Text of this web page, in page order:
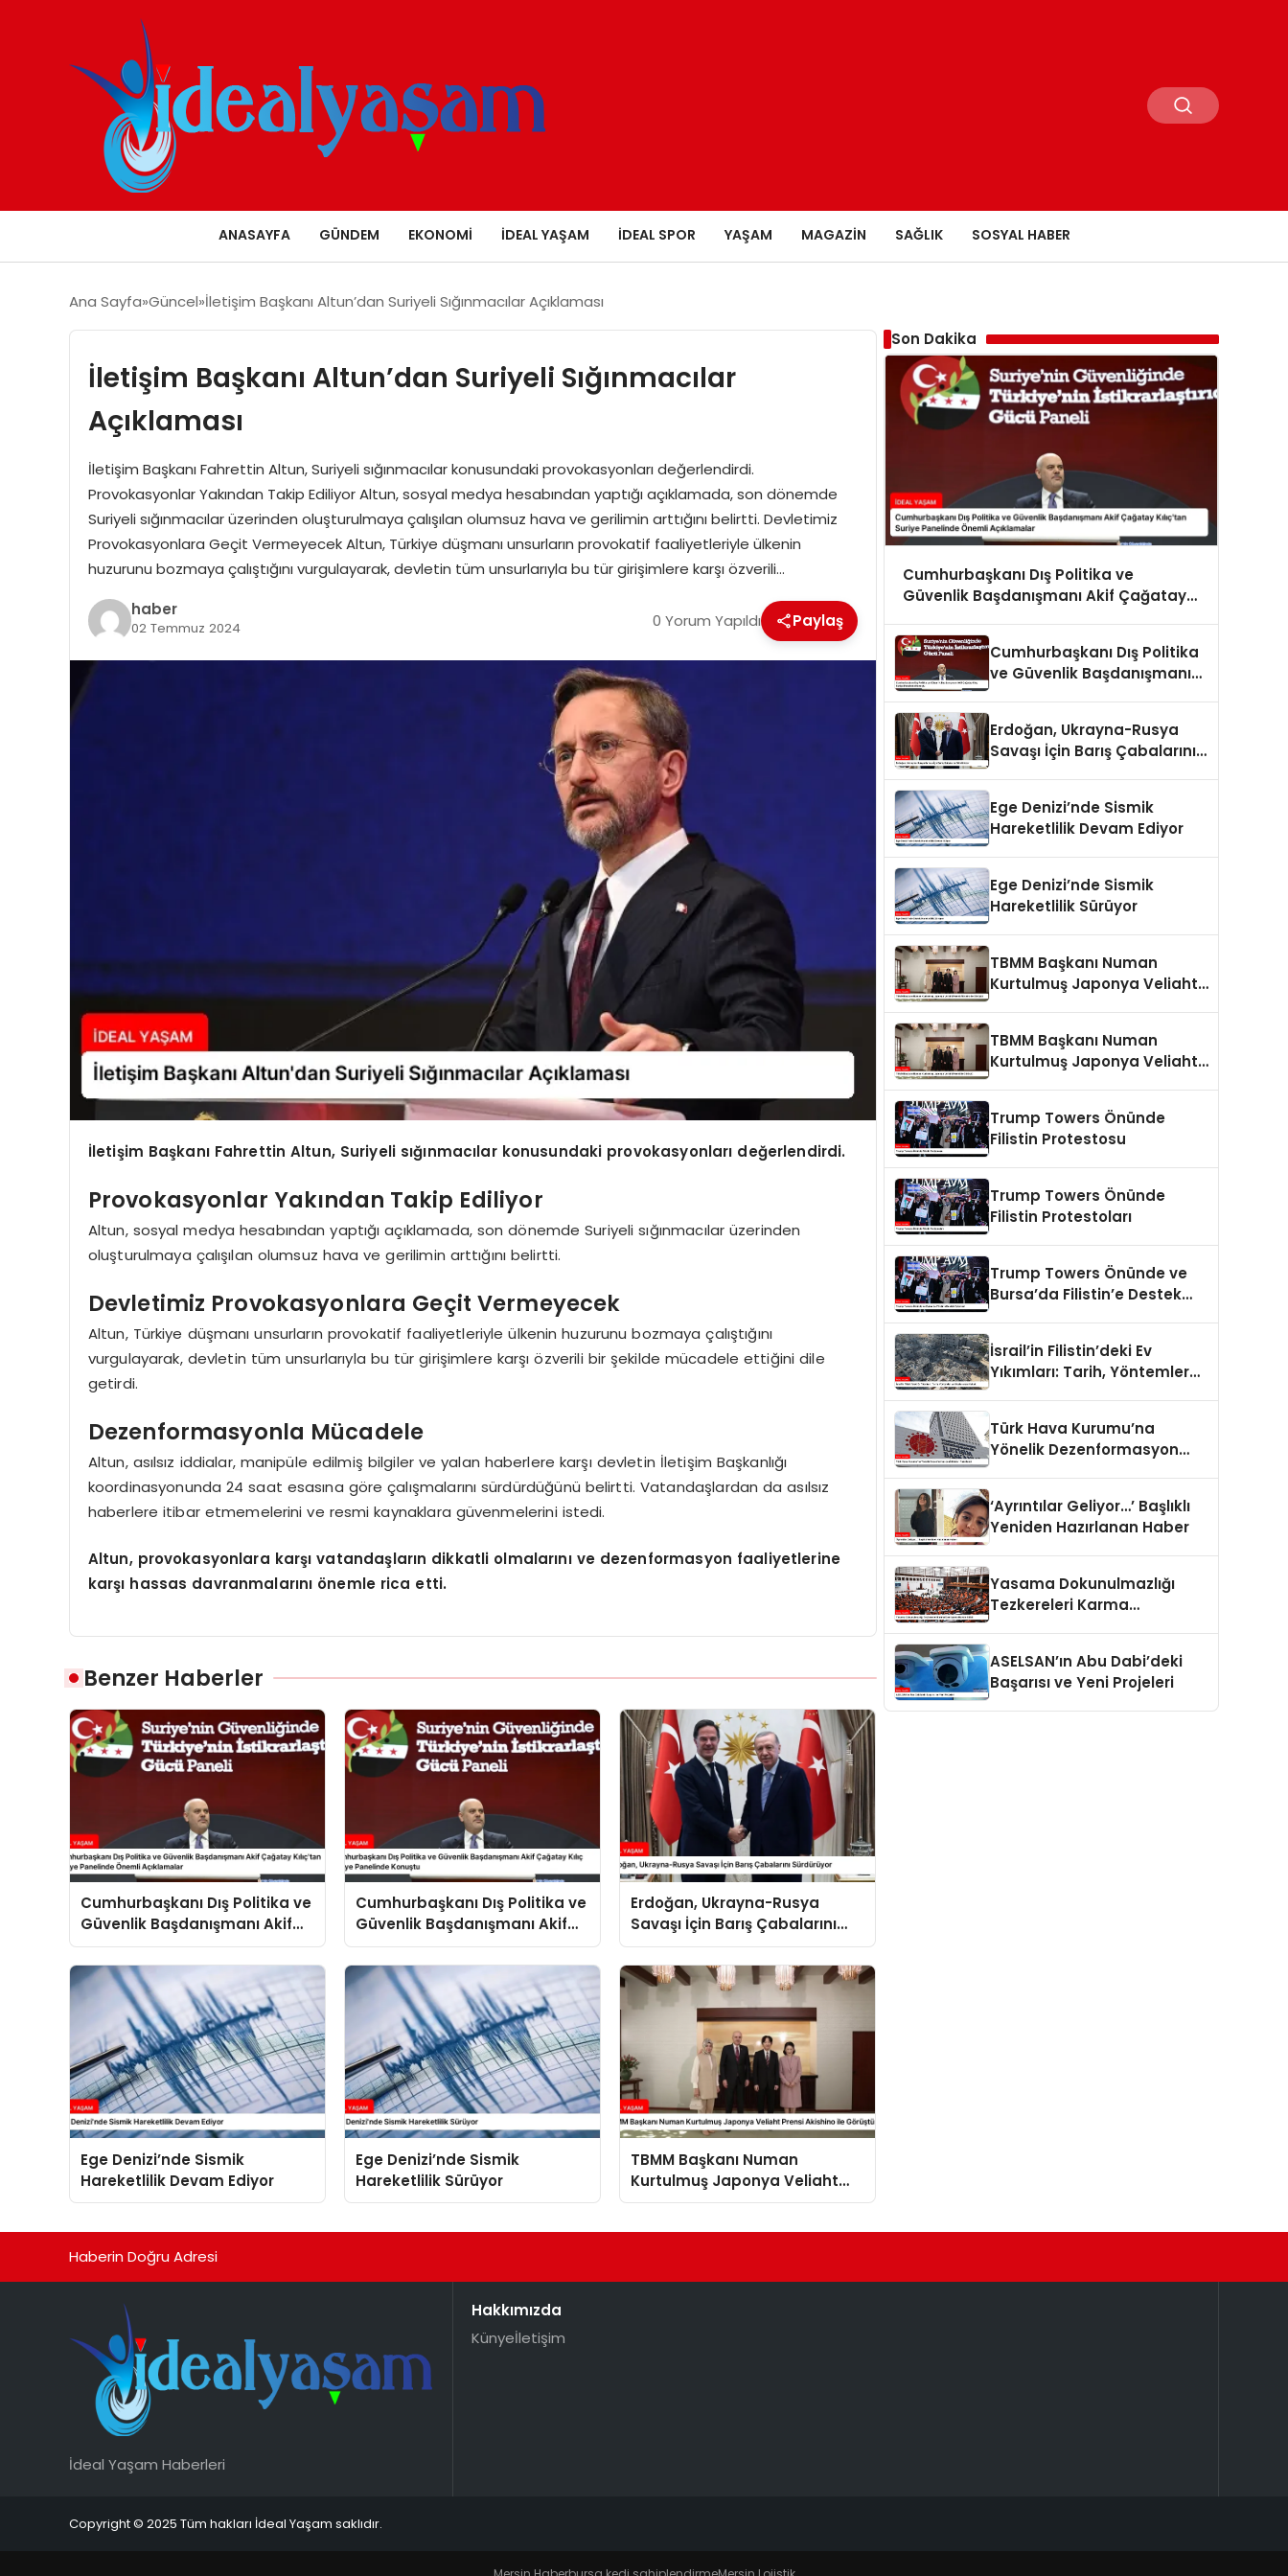
ANASAYFA GÜNDEM EKONOMI İDEAL YAŞAM İDEAL SPOR YAŞAM MAGAZIN SAĞLIK SOSYAL HABER
Ana Sayfa Güncel İletişim Başkanı Altun’dan Suriyeli Sığınmacılar Açıklaması
İletişim Başkanı Altun’dan Suriyeli Sığınmacılar
Açıklaması
İletişim Başkanı Fahrettin Altun, Suriyeli sığınmacılar konusundaki provokasyonları değerlendirdi.
Provokasyonlar Yakından Takip Ediliyor Altun, sosyal medya hesabından yaptığı açıklamada, son dönemde
Suriyeli sığınmacılar üzerinden oluşturulmaya çalışılan olumsuz hava ve gerilimin arttığını belirtti. Devletimiz
Provokasyonlara Geçit Vermeyecek Altun, Türkiye düşmanı unsurların provokatif faaliyetleriyle ülkenin
huzurunu bozmaya çalıştığını vurgulayarak, devletin tüm unsurlarıyla bu tür girişimlere karşı özverili…
haber
02 Temmuz 2024 0 Yorum Yapıldı Paylaş
İletişim Başkanı Fahrettin Altun, Suriyeli sığınmacılar konusundaki provokasyonları değerlendirdi.
Provokasyonlar Yakından Takip Ediliyor
Altun, sosyal medya hesabından yaptığı açıklamada, son dönemde Suriyeli sığınmacılar üzerinden
oluşturulmaya çalışılan olumsuz hava ve gerilimin arttığını belirtti.
Devletimiz Provokasyonlara Geçit Vermeyecek
Altun, Türkiye düşmanı unsurların provokatif faaliyetleriyle ülkenin huzurunu bozmaya çalıştığını
vurgulayarak, devletin tüm unsurlarıyla bu tür girişimlere karşı özverili bir şekilde mücadele ettiğini dile
getirdi.
Dezenformasyonla Mücadele
Altun, asılsız iddialar, manipüle edilmiş bilgiler ve yalan haberlere karşı devletin İletişim Başkanlığı
koordinasyonunda 24 saat esasına göre çalışmalarını sürdürdüğünü belirtti. Vatandaşlardan da asılsız
haberlere itibar etmemelerini ve resmi kaynaklara güvenmelerini istedi.
Altun, provokasyonlara karşı vatandaşların dikkatli olmalarını ve dezenformasyon faaliyetlerine
karşı hassas davranmalarını önemle rica etti.
Benzer Haberler
Cumhurbaşkanı Dış Politika ve
Güvenlik Başdanışmanı Akif
Çağatay Kılıç’tan Suriye
Panelinde Önemli Açıklamalar
Cumhurbaşkanı Dış Politika ve
Güvenlik Başdanışmanı Akif
Çağatay Kılıç Suriye Panelinde
Konuştu
Erdoğan, Ukrayna-Rusya
Savaşı İçin Barış Çabalarını
Sürdürüyor
Ege Denizi’nde Sismik
Hareketlilik Devam Ediyor
Ege Denizi’nde Sismik
Hareketlilik Sürüyor
TBMM Başkanı Numan
Kurtulmuş Japonya Veliaht
Prensi Akishino ile Görüştü
Son Dakika
Cumhurbaşkanı Dış Politika ve
Güvenlik Başdanışmanı Akif Çağatay
Açıklamalar
Cumhurbaşkanı Dış Politika
ve Güvenlik Başdanışmanı
Erdoğan, Ukrayna-Rusya
Savaşı İçin Barış Çabalarını
Ege Denizi’nde Sismik
Hareketlilik Devam Ediyor
Ege Denizi’nde Sismik
Hareketlilik Sürüyor
TBMM Başkanı Numan
Kurtulmuş Japonya Veliaht
TBMM Başkanı Numan
Kurtulmuş Japonya Veliaht
Trump Towers Önünde
Filistin Protestosu
Trump Towers Önünde
Filistin Protestoları
Trump Towers Önünde ve
Bursa’da Filistin’e Destek
İsrail’in Filistin’deki Ev
Yıkımları: Tarih, Yöntemler
Türk Hava Kurumu’na
Yönelik Dezenformasyon
‘Ayrıntılar Geliyor…’ Başlıklı
Yeniden Hazırlanan Haber
Yasama Dokunulmazlığı
Tezkereleri Karma
ASELSAN’ın Abu Dabi’deki
Başarısı ve Yeni Projeleri
Haberin Doğru Adresi
İdeal Yaşam Haberleri
Hakkımızda
Künyeİletişim
Copyright © 2025 Tüm hakları İdeal Yaşam saklıdır.